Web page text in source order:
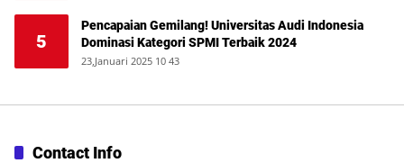
5
Pencapaian Gemilang! Universitas Audi Indonesia
Dominasi Kategori SPMI Terbaik 2024
23,Januari 2025 10 43
Contact Info